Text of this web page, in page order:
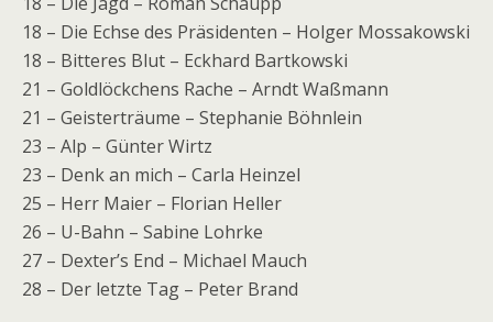
18 – Die Echse des Präsidenten – Holger Mossakowski
18 – Bitteres Blut – Eckhard Bartkowski
21 – Goldlöckchens Rache – Arndt Waßmann
21 – Geisterträume – Stephanie Böhnlein
23 – Alp – Günter Wirtz
23 – Denk an mich – Carla Heinzel
25 – Herr Maier – Florian Heller
26 – U-Bahn – Sabine Lohrke
27 – Dexter’s End – Michael Mauch
28 – Der letzte Tag – Peter Brand